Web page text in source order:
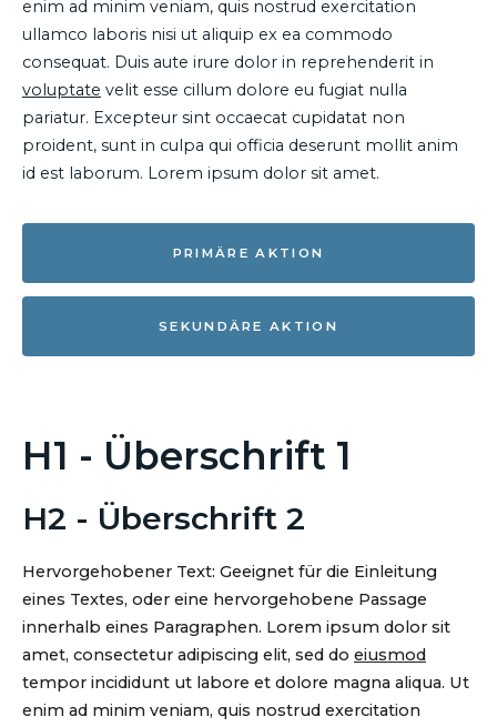
enim ad minim veniam, quis nostrud exercitation
ullamco laboris nisi ut aliquip ex ea commodo
consequat. Duis aute irure dolor in reprehenderit in
voluptate velit esse cillum dolore eu fugiat nulla
pariatur. Excepteur sint occaecat cupidatat non
proident, sunt in culpa qui officia deserunt mollit anim
id est laborum. Lorem ipsum dolor sit amet.
PRIMÄRE AKTION
SEKUNDÄRE AKTION
H1 - Überschrift 1
H2 - Überschrift 2
Hervorgehobener Text: Geeignet für die Einleitung
eines Textes, oder eine hervorgehobene Passage
innerhalb eines Paragraphen. Lorem ipsum dolor sit
amet, consectetur adipiscing elit, sed do eiusmod
tempor incididunt ut labore et dolore magna aliqua. Ut
enim ad minim veniam, quis nostrud exercitation